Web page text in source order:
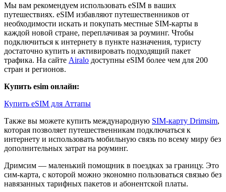
Мы вам рекомендуем использовать eSIM в ваших
путешествиях. eSIM избавляют путешественников от
необходимости искать и покупать местные SIM-карты в
каждой новой стране, переплачивая за роуминг. Чтобы
подключиться к интернету в пункте назначения, туристу
достаточно купить и активировать подходящий пакет
трафика. На сайте Airalo доступны eSIM более чем для 200
стран и регионов.
Купить esim онлайн:
Купить eSIM для Аттапы
Также вы можете купить международную SIM-карту Drimsim,
которая позволяет путешественникам подключаться к
интернету и использовать мобильную связь по всему миру без
дополнительных затрат на роуминг.
Дримсим — маленький помощник в поездках за границу. Это
сим-карта, с которой можно экономно пользоваться связью без
навязанных тарифных пакетов и абонентской платы.